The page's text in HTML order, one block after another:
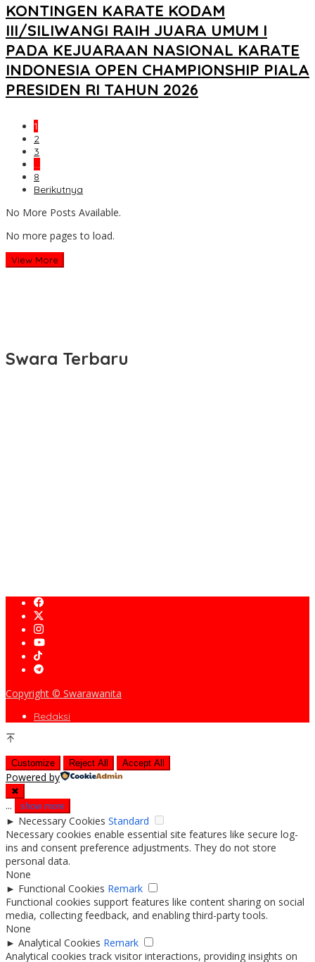
KONTINGEN KARATE KODAM
III/SILIWANGI RAIH JUARA UMUM I
PADA KEJUARAAN NASIONAL KARATE
INDONESIA OPEN CHAMPIONSHIP PIALA
PRESIDEN RI TAHUN 2026
1
2
3
…
8
Berikutnya
No More Posts Available.
No more pages to load.
View More
Swara Terbaru
Copyright © Swarawanita
Redaksi
Customize Reject All Accept All
Powered by
✖
... show more
► Necessary Cookies Standard
Necessary cookies enable essential site features like secure log-
ins and consent preference adjustments. They do not store
personal data.
None
► Functional Cookies Remark
Functional cookies support features like content sharing on social
media, collecting feedback, and enabling third-party tools.
None
► Analytical Cookies Remark
Analytical cookies track visitor interactions, providing insights on